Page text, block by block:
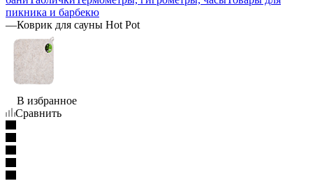
пикника и барбекю
—Коврик для сауны Hot Pot
В избранное
Сравнить